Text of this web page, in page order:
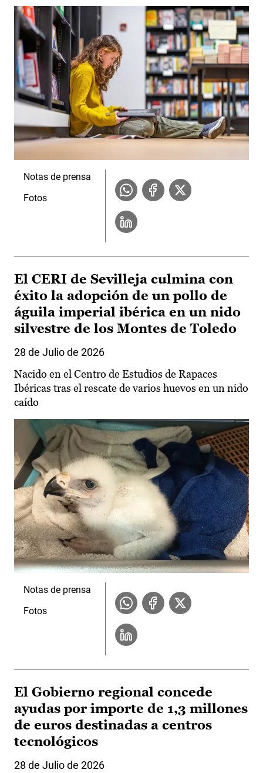
Notas de prensa
Fotos
El CERI de Sevilleja culmina con
éxito la adopción de un pollo de
águila imperial ibérica en un nido
silvestre de los Montes de Toledo
28 de Julio de 2026
Nacido en el Centro de Estudios de Rapaces
Ibéricas tras el rescate de varios huevos en un nido
caído
Notas de prensa
Fotos
El Gobierno regional concede
ayudas por importe de 1,3 millones
de euros destinadas a centros
tecnológicos
28 de Julio de 2026